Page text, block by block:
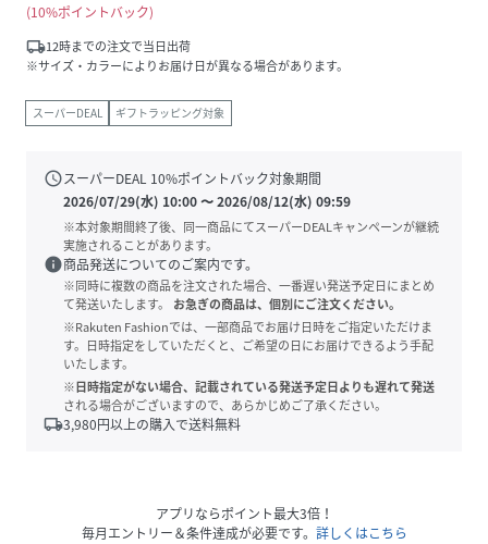
10%ポイントバック
local_shipping12時までの注文で当日出荷
※サイズ・カラーによりお届け日が異なる場合があります。
スーパーDEAL ギフトラッピング対象
scheduleスーパーDEAL 10%ポイントバック対象期間
2026/07/29(水) 10:00〜2026/08/12(水) 09:59
※本対象期間終了後、同一商品にてスーパーDEALキャンペーンが継続
実施されることがあります。
info商品発送についてのご案内です。
※同時に複数の商品を注文された場合、一番遅い発送予定日にまとめ
て発送いたします。
お急ぎの商品は、個別にご注文ください。
※Rakuten Fashionでは、一部商品でお届け日時をご指定いただけま
す。日時指定をしていただくと、ご希望の日にお届けできるよう手配
いたします。
※日時指定がない場合、記載されている発送予定日よりも遅れて発送
される場合がございますので、あらかじめご了承ください。
local_shipping3,980円以上の購入で送料無料
アプリならポイント最大3倍！
毎月エントリー＆条件達成が必要です。 詳しくはこちら